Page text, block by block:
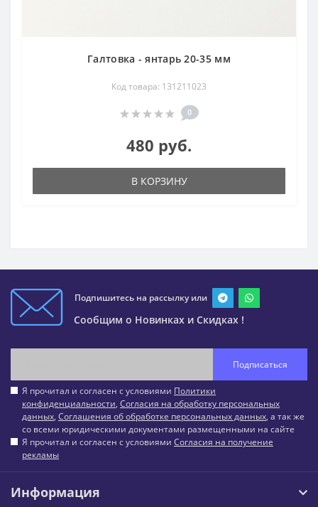
Галтовка - янтарь 20-35 мм
Код товара: 131211023
0
480 руб.
В КОРЗИНУ
Подпишитесь на рассылку или
Сообщим о Новинках и Скидках !
Подписаться
Я прочитал и согласен с условиями Политики
конфиденциальности, Согласия на обработку персональных
данных, Соглашения об обработке персональных данных, а так же
со всеми юридическими документами размещенными на сайте
Я прочитал и согласен с условиями Согласия на получение
рекламы
Информация